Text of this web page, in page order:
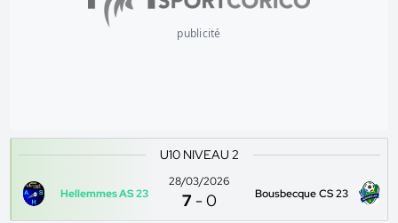
publicité
U10 NIVEAU 2
Hellemmes AS 23
28/03/2026
7 -0 Bousbecque CS 23